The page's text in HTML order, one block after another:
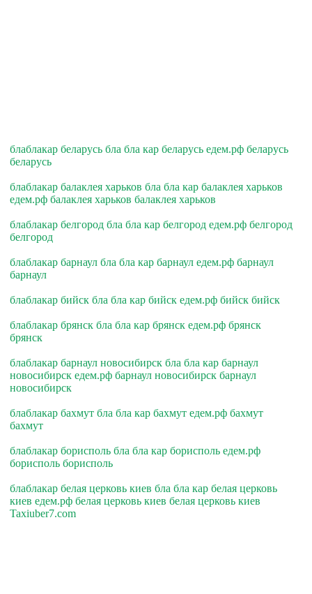
блаблакар беларусь бла бла кар беларусь едем.рф беларусь
беларусь
блаблакар балаклея харьков бла бла кар балаклея харьков
едем.рф балаклея харьков балаклея харьков
блаблакар белгород бла бла кар белгород едем.рф белгород
белгород
блаблакар барнаул бла бла кар барнаул едем.рф барнаул
барнаул
блаблакар бийск бла бла кар бийск едем.рф бийск бийск
блаблакар брянск бла бла кар брянск едем.рф брянск
брянск
блаблакар барнаул новосибирск бла бла кар барнаул
новосибирск едем.рф барнаул новосибирск барнаул
новосибирск
блаблакар бахмут бла бла кар бахмут едем.рф бахмут
бахмут
блаблакар борисполь бла бла кар борисполь едем.рф
борисполь борисполь
блаблакар белая церковь киев бла бла кар белая церковь
киев едем.рф белая церковь киев белая церковь киев
Taxiuber7.com